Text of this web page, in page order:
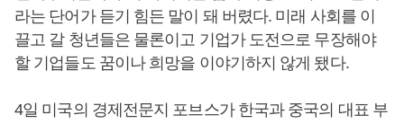
라는 단어가 듣기 힘든 말이 돼 버렸다. 미래 사회를 이
끌고 갈 청년들은 물론이고 기업가 도전으로 무장해야
할 기업들도 꿈이나 희망을 이야기하지 않게 됐다.
4일 미국의 경제전문지 포브스가 한국과 중국의 대표 부